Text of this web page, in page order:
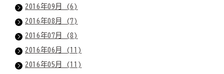
2016年09月 (6)
2016年08月 (7)
2016年07月 (8)
2016年06月 (11)
2016年05月 (11)